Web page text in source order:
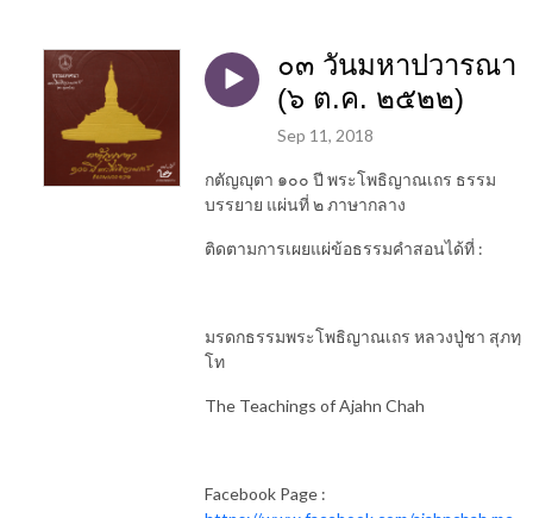
๐๓ วันมหาปวารณา
(๖ ต.ค. ๒๕๒๒)
Sep 11, 2018
กตัญญุตา ๑๐๐ ปี พระโพธิญาณเถร ธรรม
บรรยาย แผ่นที่ ๒ ภาษากลาง
ติดตามการเผยแผ่ข้อธรรมคำสอนได้ที่ :
มรดกธรรมพระโพธิญาณเถร หลวงปู่ชา สุภทฺ
โท
The Teachings of Ajahn Chah
Facebook Page :